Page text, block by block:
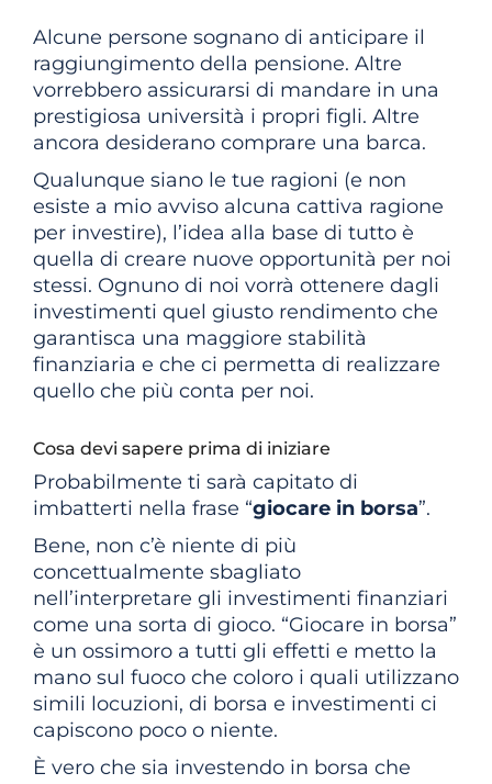
Alcune persone sognano di anticipare il
raggiungimento della pensione. Altre
vorrebbero assicurarsi di mandare in una
prestigiosa università i propri figli. Altre
ancora desiderano comprare una barca.
Qualunque siano le tue ragioni (e non
esiste a mio avviso alcuna cattiva ragione
per investire), l’idea alla base di tutto è
quella di creare nuove opportunità per noi
stessi. Ognuno di noi vorrà ottenere dagli
investimenti quel giusto rendimento che
garantisca una maggiore stabilità
finanziaria e che ci permetta di realizzare
quello che più conta per noi.
Cosa devi sapere prima di iniziare
Probabilmente ti sarà capitato di
imbatterti nella frase “giocare in borsa”.
Bene, non c’è niente di più
concettualmente sbagliato
nell’interpretare gli investimenti finanziari
come una sorta di gioco. “Giocare in borsa”
è un ossimoro a tutti gli effetti e metto la
mano sul fuoco che coloro i quali utilizzano
simili locuzioni, di borsa e investimenti ci
capiscono poco o niente.
È vero che sia investendo in borsa che